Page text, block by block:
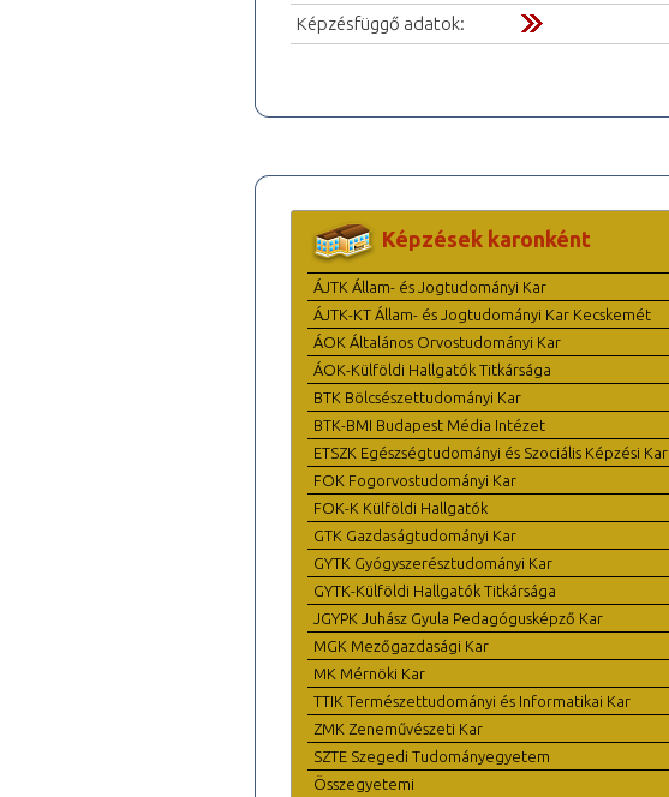
Képzésfüggő adatok:
Képzések karonként
ÁJTK Állam- és Jogtudományi Kar
ÁJTK-KT Állam- és Jogtudományi Kar Kecskemét
ÁOK Általános Orvostudományi Kar
ÁOK-Külföldi Hallgatók Titkársága
BTK Bölcsészettudományi Kar
BTK-BMI Budapest Média Intézet
ETSZK Egészségtudományi és Szociális Képzési Kar
FOK Fogorvostudományi Kar
FOK-K Külföldi Hallgatók
GTK Gazdaságtudományi Kar
GYTK Gyógyszerésztudományi Kar
GYTK-Külföldi Hallgatók Titkársága
JGYPK Juhász Gyula Pedagógusképző Kar
MGK Mezőgazdasági Kar
MK Mérnöki Kar
TTIK Természettudományi és Informatikai Kar
ZMK Zeneművészeti Kar
SZTE Szegedi Tudományegyetem
Összegyetemi